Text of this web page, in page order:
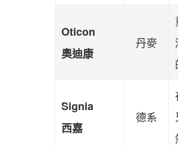
Oticon
奧迪康
丹麥
Signia
西嘉
德系